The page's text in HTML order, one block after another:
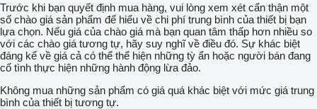
Trước khi bạn quyết định mua hàng, vui lòng xem xét cẩn thận một
số chào giá sản phẩm để hiểu về chi phí trung bình của thiết bị bạn
lựa chọn. Nếu giá của chào giá mà bạn quan tâm thấp hơn nhiều so
với các chào giá tương tự, hãy suy nghĩ về điều đó. Sự khác biệt
đáng kể về giá cả có thể thể hiện những tỳ ẩn hoặc người bán đang
cố tình thực hiện những hành động lừa đảo.
Không mua những sản phẩm có giá quá khác biệt với mức giá trung
bình của thiết bị tương tự.